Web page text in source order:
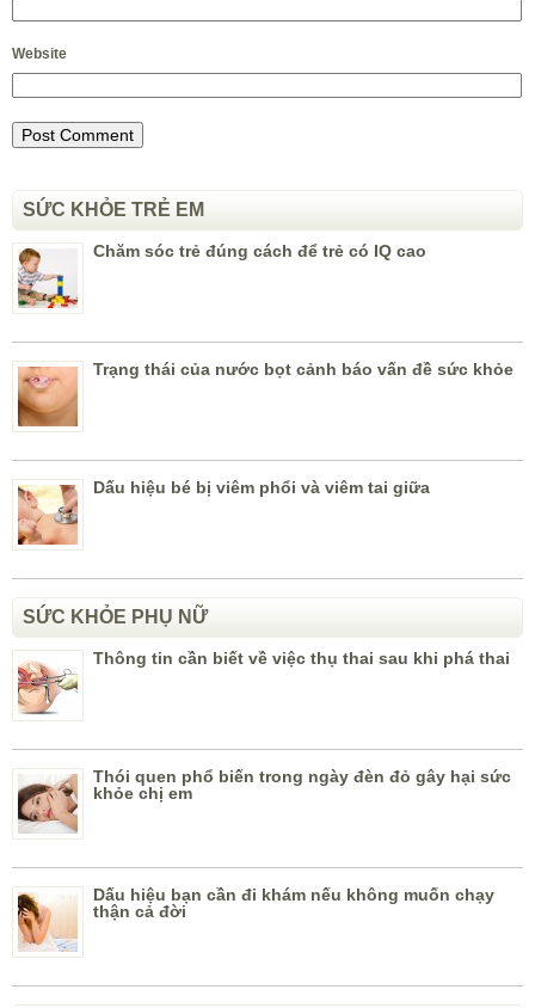
Website
SỨC KHỎE TRẺ EM
Chăm sóc trẻ đúng cách để trẻ có IQ cao
Trạng thái của nước bọt cảnh báo vấn đề sức khỏe
Dấu hiệu bé bị viêm phổi và viêm tai giữa
SỨC KHỎE PHỤ NỮ
Thông tin cần biết về việc thụ thai sau khi phá thai
Thói quen phổ biến trong ngày đèn đỏ gây hại sức
khỏe chị em
Dấu hiệu bạn cần đi khám nếu không muốn chạy
thận cả đời